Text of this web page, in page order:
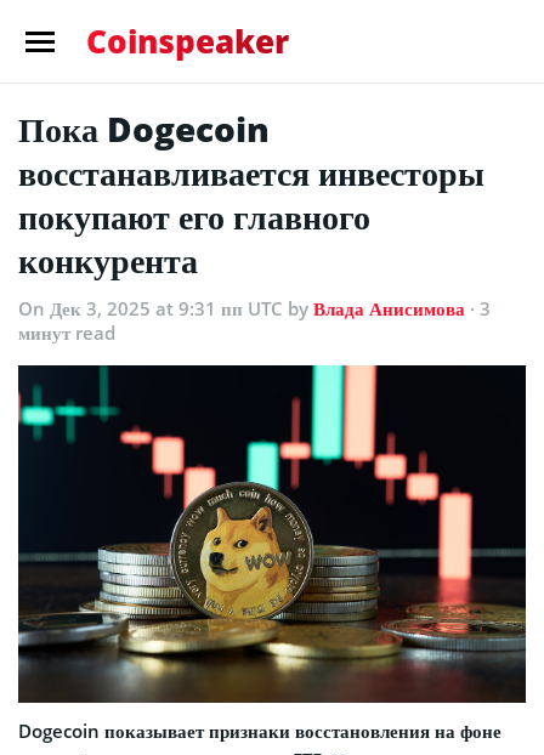
Coinspeaker
Пока Dogecoin
восстанавливается инвесторы
покупают его главного
конкурента
On Дек 3, 2025 at 9:31 пп UTC by Влада Анисимова · 3
минут read
Dogecoin показывает признаки восстановления на фоне